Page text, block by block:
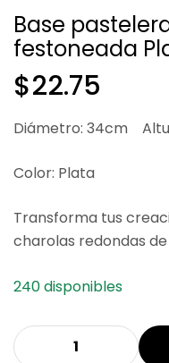
Base
festoneada
$22.75
Diámetro: 34cm
Color: Plata
Transforma tus
charolas redondas
240 disponibles